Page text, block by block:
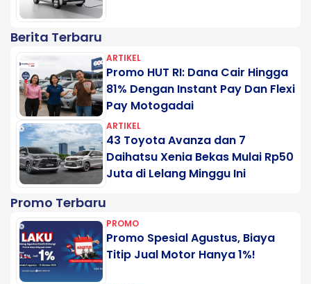
Berita Terbaru
ARTIKEL
Promo HUT RI: Dana Cair Hingga
81% Dengan Instant Pay Dan Flexi
Pay Motogadai
ARTIKEL
43 Toyota Avanza dan 7
Daihatsu Xenia Bekas Mulai Rp50
Juta di Lelang Minggu Ini
Promo Terbaru
PROMO
Promo Spesial Agustus, Biaya
Titip Jual Motor Hanya 1%!